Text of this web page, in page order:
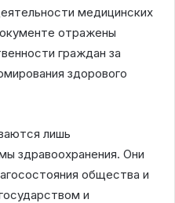
медицинских
отражены
граждан за
здорового
лишь
здравоохранения. Они
общества и
и